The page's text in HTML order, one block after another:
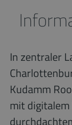
In zentraler
Kudamm
mit